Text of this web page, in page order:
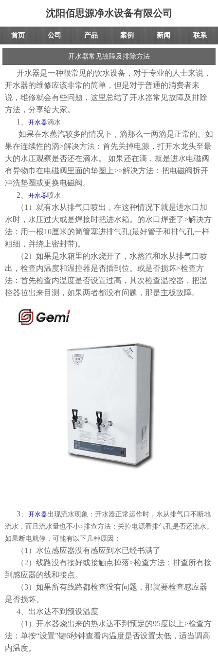
沈阳佰思源净水设备有限公司
首页 公司 产品 案例 新闻 联系
开水器常见故障及排除方法
开水器是一种很常见的饮水设备，对于专业的人士来说，
开水器的维修应该非常的简单，但是对于普通的消费者来
说，维修就会有些问题，这里总结了开水器常见故障及排除
方法，分享给大家。
1、 开水器滴水
如果在水蒸汽较多的情况下，滴那么一两滴是正常的。如
果在连续性的滴>解决方法：首先关掉电源，打开水龙头至最
大的水压观察是否还在滴水。 如果还在滴，就是进水电磁阀
有异物巾在电磁阀里面的垫圈上>>解决方法：把电磁阀拆开
冲洗垫圈或更换电磁阀。
2、 开水器喷水
（1）就有水从排气口喷出，在这种情况下就是进水口加
水时，水压过大或是焊接时把进水箱。的水口焊歪了>解决方
法：用一根10厘米的筒管塞进排气孔(最好管子和排气孔一样
粗细，并绕上密封带)。
（2）如果是水箱里的水烧开了，水蒸汽和水从排气口喷
出，检查内温度和温控器是否插到位。或是否损坏>检查方
法：首先检查内温度是否设置过高，其次检查温控器，把温
控器拉出来目测，如果两者都没有问题，那是主板故障。
3、 开水器出现流水现象：开水器正常运作时，水从排气口不断地
流水，而且流水量也不小>排查方法：关掉电源看排气孔是否还流水。
如果断电就停，可能有以下几种原因：
（1）水位感应器没有感应到水已经书满了
（2）线路没有接好或接触点掉落>检查方法：排查所有接
到感应器的线和接点。
（3）如果所有线路都检查没有问题，那就要检查感应器
是否损坏。
4、出水达不到预设温度
（1）开水器烧出来的热水达不到预定的95度以上>检查方
法：单按“设置”键6秒钟查看内温度是否设置太低，适当调高
内温度。